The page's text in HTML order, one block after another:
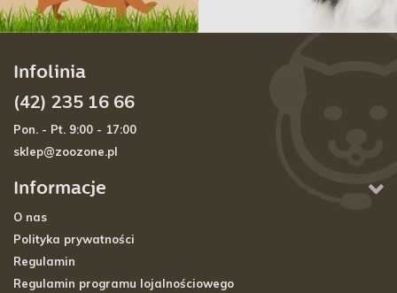
Informacje
O nas
Polityka prywatności
Regulamin
Regulamin programu lojalnościowego
Infolinia
(42) 235 16 66
Pon. - Pt. 9:00 - 17:00
sklep@zoozone.pl